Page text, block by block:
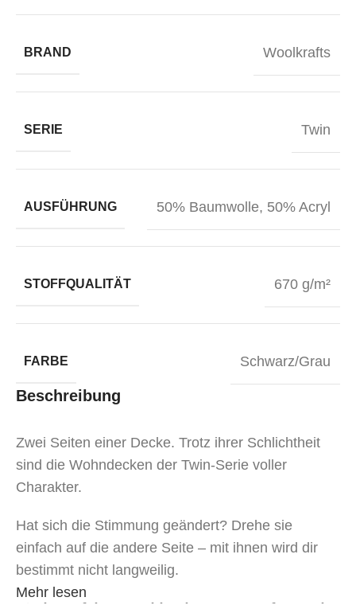
BRAND Woolkrafts
SERIE Twin
AUSFÜHRUNG 50% Baumwolle, 50% Acryl
STOFFQUALITÄT 670 g/m²
FARBE Schwarz/Grau
Beschreibung
Zwei Seiten einer Decke. Trotz ihrer Schlichtheit
sind die Wohndecken der Twin-Serie voller
Charakter.
Hat sich die Stimmung geändert? Drehe sie
einfach auf die andere Seite – mit ihnen wird dir
bestimmt nicht langweilig.
Mehr lesen